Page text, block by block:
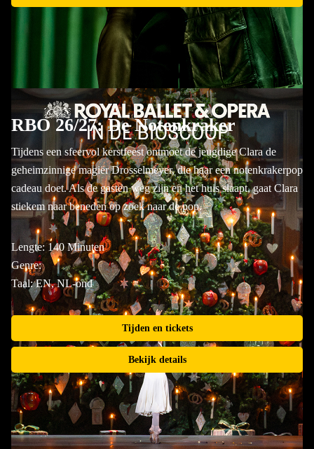
RBO 26/27: De Notenkraker
Tijdens een sfeervol kerstfeest ontmoet de jeugdige Clara de
geheimzinnige magiër Drosselmeyer, die haar een notenkrakerpop
cadeau doet. Als de gasten weg zijn en het huis slaapt, gaat Clara
stiekem naar beneden op zoek naar de pop.
Lengte: 140 Minuten
Genre:
Taal: EN, NL-ond
Tijden en tickets
Bekijk details